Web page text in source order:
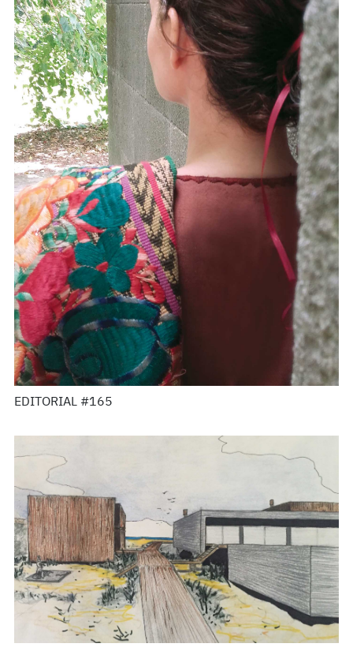
EDITORIAL #165